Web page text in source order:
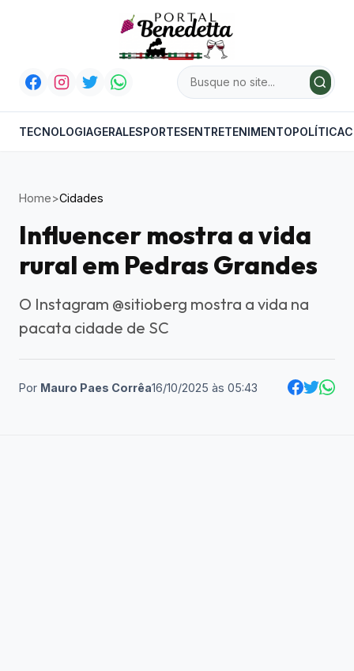
TECNOLOGIAGERALESPORTESENTRETENIMENTOPOLÍTICA
Home>Cidades
Influencer mostra a vida
rural em Pedras Grandes
O Instagram @sitioberg mostra a vida na
pacata cidade de SC
Por Mauro Paes Corrêa16/10/2025 às 05:43